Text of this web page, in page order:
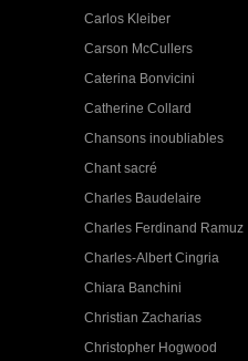
Carlos Kleiber
Carson McCullers
Caterina Bonvicini
Catherine Collard
Chansons inoubliables
Chant sacré
Charles Baudelaire
Charles Ferdinand Ramuz
Charles-Albert Cingria
Chiara Banchini
Christian Zacharias
Christopher Hogwood